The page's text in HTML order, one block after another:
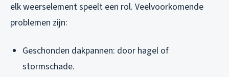
elk weerselement speelt een rol. Veelvoorkomende
problemen zijn:
Geschonden dakpannen: door hagel of
stormschade.